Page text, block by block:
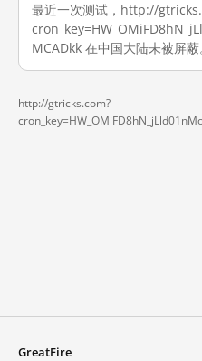
最近一次测试，http://
MCADkk 在中国大陆未被屏蔽
http://gtricks.com?
GreatFire